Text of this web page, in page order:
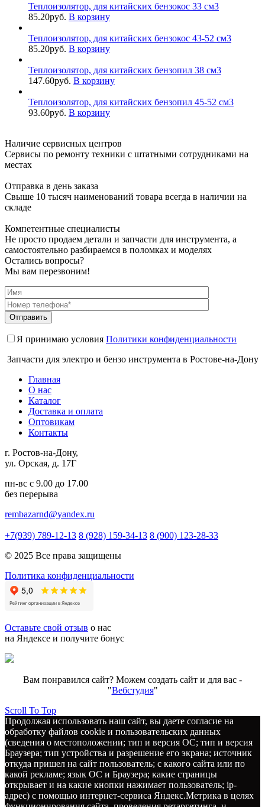
Теплоизолятор, для китайских бензокос 33 см3
85.20руб. В корзину
Теплоизолятор, для китайских бензокос 43-52 см3
85.20руб. В корзину
Теплоизолятор, для китайских бензопил 38 см3
147.60руб. В корзину
Теплоизолятор, для китайских бензопил 45-52 см3
93.60руб. В корзину
Наличие сервисных центров
Сервисы по ремонту техники с штатными сотрудниками на
местах
Отправка в день заказа
Свыше 10 тысяч наименований товара всегда в наличии на
складе
Компетентные специалисты
Не просто продаем детали и запчасти для инструмента, а
самостоятельно разбираемся в поломках и моделях
Остались вопросы?
Мы вам перезвоним!
Я принимаю условия Политики конфиденциальности
Запчасти для электро и бензо инструмента в Ростове-на-Дону
Главная
О нас
Каталог
Доставка и оплата
Оптовикам
Контакты
г. Ростов-на-Дону,
ул. Орская, д. 17Г
пн-вс с 9.00 до 17.00
без перерыва
rembazarnd@yandex.ru
+7(939) 789-12-13 8 (928) 159-34-13 8 (900) 123-28-33
© 2025 Все права защищены
Политика конфиденциальности
Оставьте свой отзыв о нас
на Яндексе и получите бонус
Вам понравился сайт? Можем создать сайт и для вас -
"Вебстудия"
Scroll To Top
Продолжая использовать наш сайт, вы даете согласие на
обработку файлов cookie и пользовательских данных
(сведения о местоположении; тип и версия ОС; тип и версия
Браузера; тип устройства и разрешение его экрана; источник
откуда пришел на сайт пользователь; с какого сайта или по
какой рекламе; язык ОС и Браузера; какие страницы
открывает и на какие кнопки нажимает пользователь; ip-
адрес) с помощью интернет-сервиса Яндекс.Метрика в целях